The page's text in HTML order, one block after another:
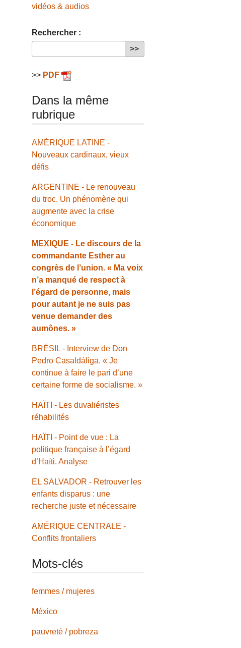
vidéos & audios
Rechercher :
>> PDF
Dans la même
rubrique
AMÉRIQUE LATINE -
Nouveaux cardinaux, vieux
défis
ARGENTINE - Le renouveau
du troc. Un phénomène qui
augmente avec la crise
économique
MEXIQUE - Le discours de la
commandante Esther au
congrès de l’union. « Ma voix
n’a manqué de respect à
l’égard de personne, mais
pour autant je ne suis pas
venue demander des
aumônes. »
BRÉSIL - Interview de Don
Pedro Casaldáliga. « Je
continue à faire le pari d’une
certaine forme de socialisme. »
HAÏTI - Les duvaliéristes
réhabilités
HAÏTI - Point de vue : La
politique française à l’égard
d’Haïti. Analyse
EL SALVADOR - Retrouver les
enfants disparus : une
recherche juste et nécessaire
AMÉRIQUE CENTRALE -
Conflits frontaliers
Mots-clés
femmes / mujeres
México
pauvreté / pobreza